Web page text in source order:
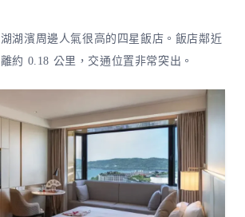
湖濱周邊人氣很高的四星飯店。飯店鄰近
約 0.18 公里，交通位置非常突出。